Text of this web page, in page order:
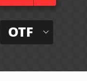
OTF